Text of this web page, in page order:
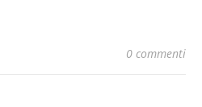
0 commenti